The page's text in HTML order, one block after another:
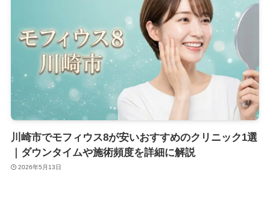
川崎市でモフィウス8が安いおすすめのクリニック1選
｜ダウンタイムや施術頻度を詳細に解説
2026年5月13日